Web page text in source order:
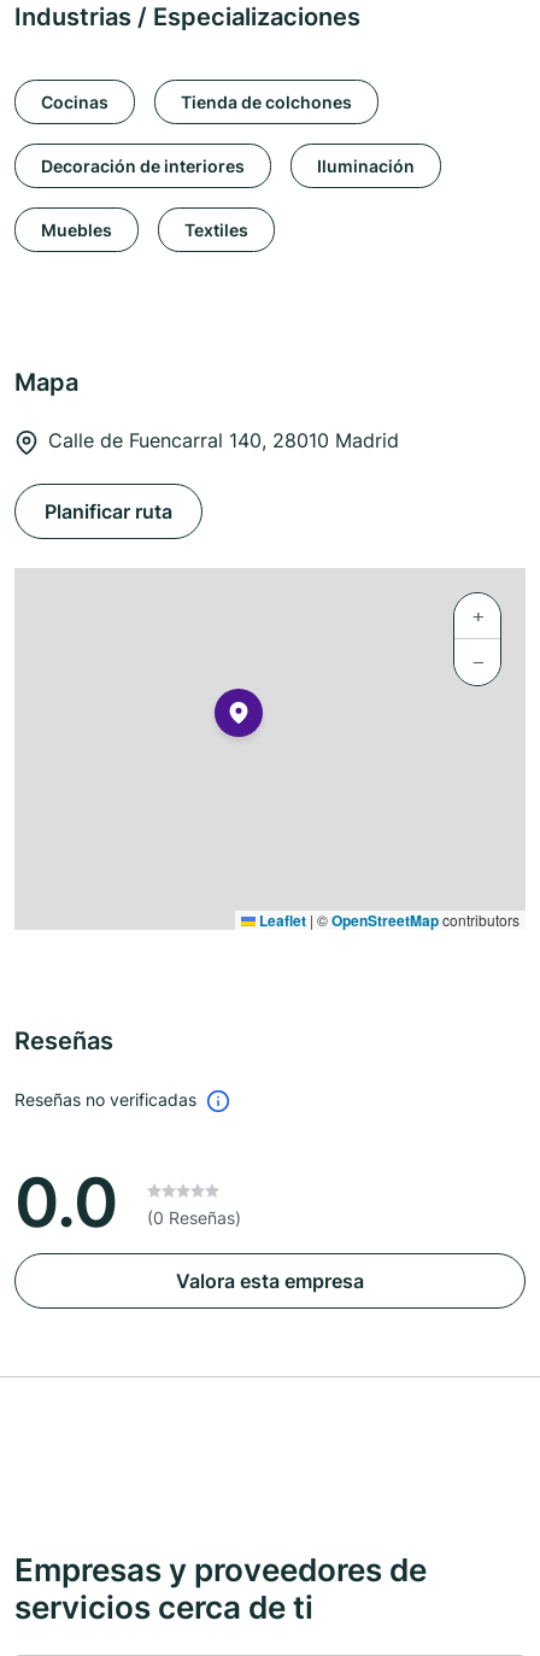
Industrias / Especializaciones
Cocinas Tienda de colchones
Decoración de interiores Iluminación
Muebles Textiles
Mapa
Calle de Fuencarral 140, 28010 Madrid
Planificar ruta
+
−
Leaflet | ©OpenStreetMapcontributors
Reseñas
Reseñas no verificadas
0.0 (0 Reseñas)
Valora esta empresa
Empresas y proveedores de
servicios cerca de ti